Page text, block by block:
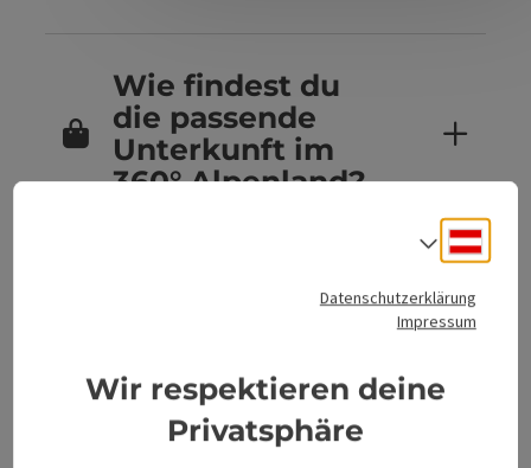
Wie findest du
die passende
Unterkunft im
360° Alpenland?
Sind Hunde in
360° Alpenland
erlaubt?
Datenschutzerklärung
Impressum
Wir respektieren deine
Privatsphäre